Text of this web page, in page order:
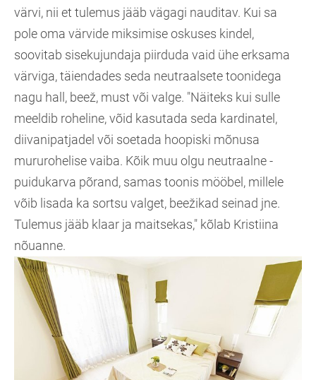
värvi, nii et tulemus jääb vägagi nauditav. Kui sa
pole oma värvide miksimise oskuses kindel,
soovitab sisekujundaja piirduda vaid ühe erksama
värviga, täiendades seda neutraalsete toonidega
nagu hall, beež, must või valge. "Näiteks kui sulle
meeldib roheline, võid kasutada seda kardinatel,
diivanipatjadel või soetada hoopiski mõnusa
mururohelise vaiba. Kõik muu olgu neutraalne -
puidukarva põrand, samas toonis mööbel, millele
võib lisada ka sortsu valget, beežikad seinad jne.
Tulemus jääb klaar ja maitsekas," kõlab Kristiina
nõuanne.